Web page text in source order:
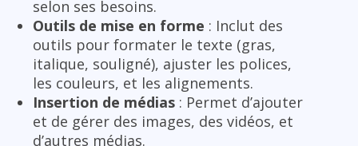
selon ses besoins.
Outils de mise en forme : Inclut des
outils pour formater le texte (gras,
italique, souligné), ajuster les polices,
les couleurs, et les alignements.
Insertion de médias : Permet d’ajouter
et de gérer des images, des vidéos, et
d’autres médias.